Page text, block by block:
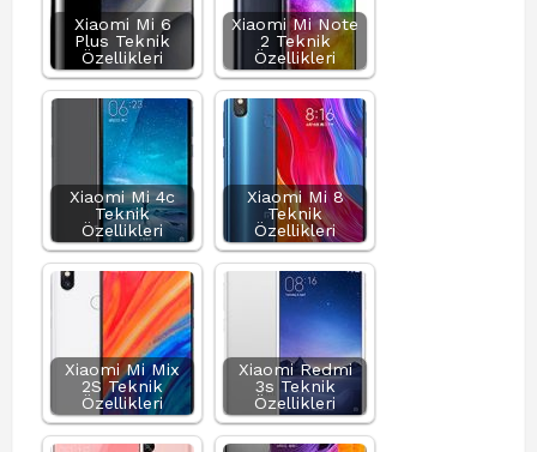
Xiaomi Mi 6
Plus Teknik
Özellikleri
Xiaomi Mi Note
2 Teknik
Özellikleri
Xiaomi Mi 4c
Teknik
Özellikleri
Xiaomi Mi 8
Teknik
Özellikleri
Xiaomi Mi Mix
2S Teknik
Özellikleri
Xiaomi Redmi
3s Teknik
Özellikleri